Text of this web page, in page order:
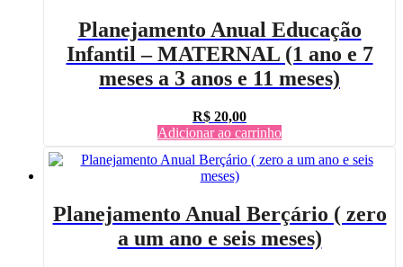
Planejamento Anual Educação
Infantil – MATERNAL (1 ano e 7
meses a 3 anos e 11 meses)
R$ 20,00
Adicionar ao carrinho
Planejamento Anual Berçário ( zero
a um ano e seis meses)